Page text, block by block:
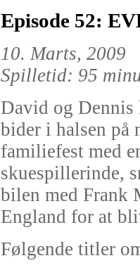
Episode 52:
10. Marts, 2009
Spilletid: 95
David og Dennis
bider i halsen på
familiefest med
skuespillerinde,
bilen med Frank
England for at
Følgende titler